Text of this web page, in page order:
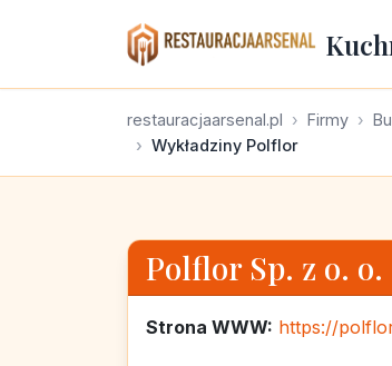
restauracjaarsenal.pl Firmy
Wykładziny Polflor
Polflor Sp. z o. o.
Strona WWW: https://